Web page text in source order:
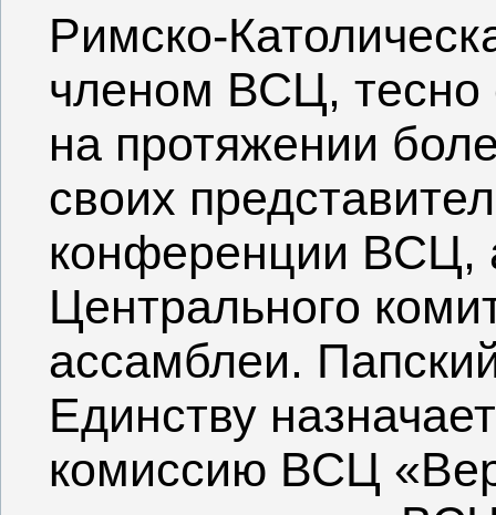
Римско-
членом ВСЦ, тесно
на протяжении
своих
конференции ВСЦ,
Центрального
ассамблеи.
Единству
комиссию ВСЦ